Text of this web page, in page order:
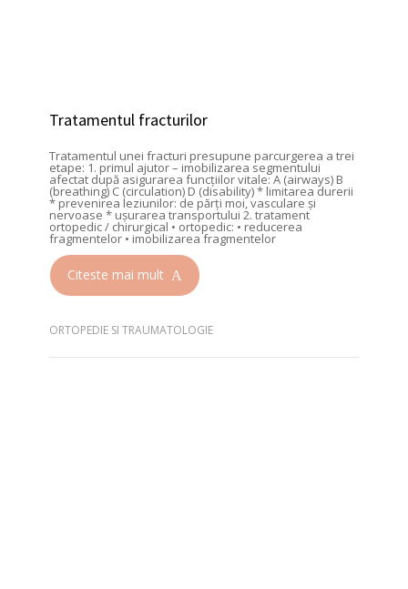
Tratamentul fracturilor
Tratamentul unei fracturi presupune parcurgerea a trei
etape: 1. primul ajutor – imobilizarea segmentului
afectat după asigurarea funcțiilor vitale: A (airways) B
(breathing) C (circulation) D (disability) * limitarea durerii
* prevenirea leziunilor: de părți moi, vasculare și
nervoase * ușurarea transportului 2. tratament
ortopedic / chirurgical • ortopedic: • reducerea
fragmentelor • imobilizarea fragmentelor
Citeste mai mult
ORTOPEDIE SI TRAUMATOLOGIE